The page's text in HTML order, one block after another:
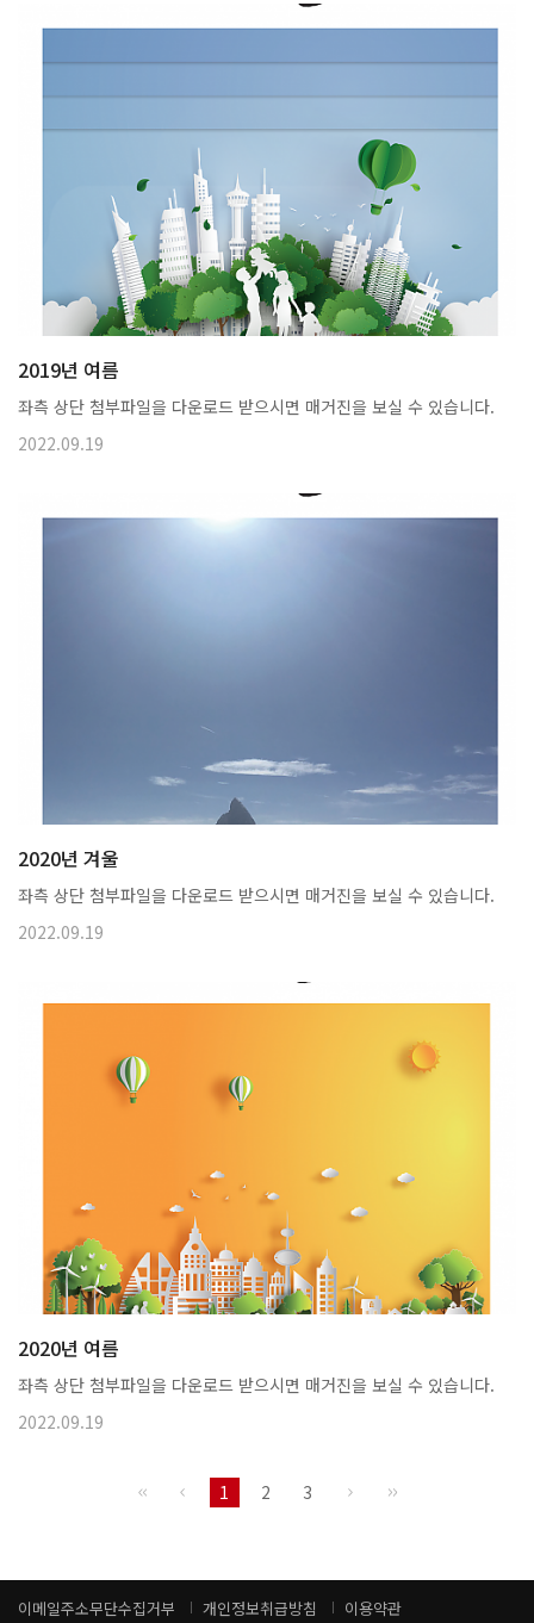
2019년 여름
좌측 상단 첨부파일을 다운로드 받으시면 매거진을 보실 수 있습니다.
2022.09.19
2020년 겨울
좌측 상단 첨부파일을 다운로드 받으시면 매거진을 보실 수 있습니다.
2022.09.19
2020년 여름
좌측 상단 첨부파일을 다운로드 받으시면 매거진을 보실 수 있습니다.
2022.09.19
1 2 3
이메일주소무단수집거부 개인정보취급방침 이용약관